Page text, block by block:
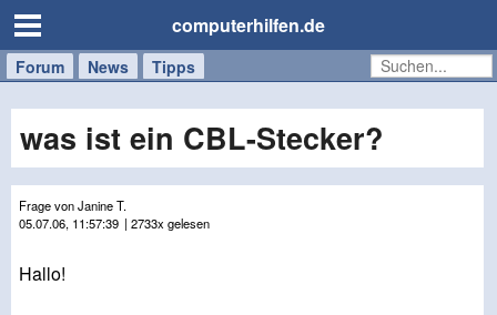
computerhilfen.de
Forum News Tipps
Handy
Tablet
Windows
Mac
was ist ein CBL-Stecker?
Frage von Janine T.
05.07.06, 11:57:39 | 2733x gelesen
Hallo!